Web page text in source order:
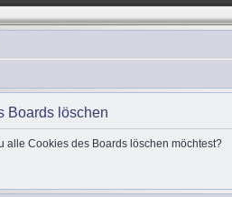
Boards löschen
alle Cookies des Boards löschen möchtest?